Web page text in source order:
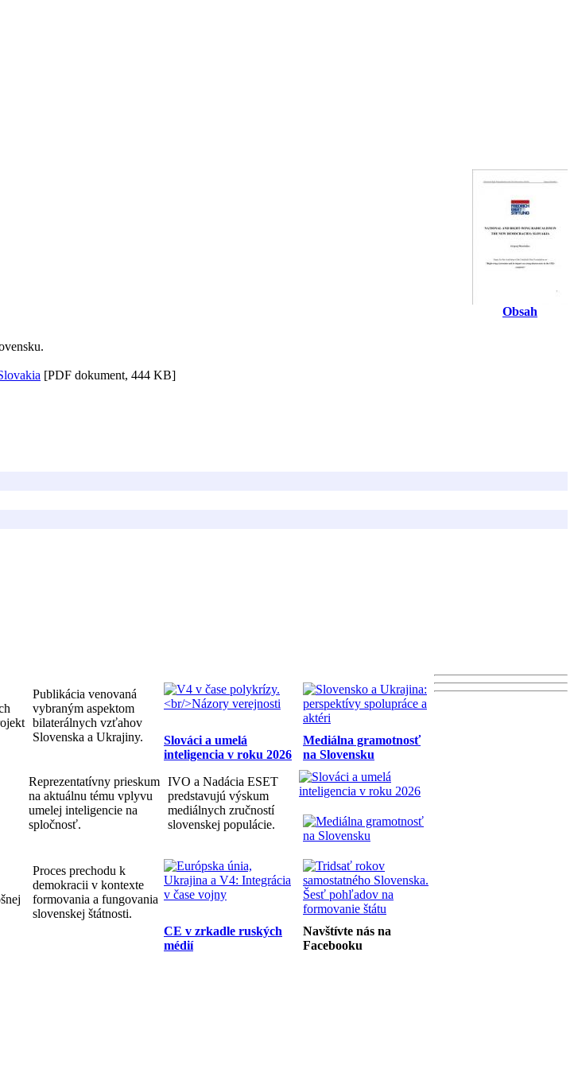
Obsah
[PDF dokument, 444 KB]
Publikácia venovaná
vybraným aspektom
bilaterálnych vzťahov
Slovenska a Ukrajiny.
Slováci a umelá
inteligencia v roku 2026
Mediálna gramotnosť
na Slovensku
Reprezentatívny prieskum
na aktuálnu tému vplyvu
umelej inteligencie na
spločnosť.
IVO a Nadácia ESET
predstavujú výskum
mediálnych zručností
slovenskej populácie.
Proces prechodu k
demokracii v kontexte
formovania a fungovania
slovenskej štátnosti.
CE v zrkadle ruských
médií
Navštívte nás na
Facebooku